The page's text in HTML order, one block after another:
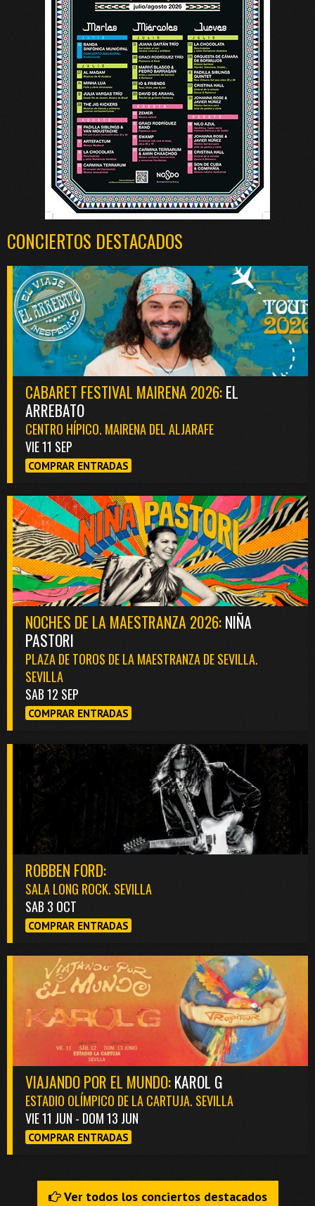
CONCIERTOS DESTACADOS
CABARET FESTIVAL MAIRENA 2026:EL
ARREBATO
CENTRO HÍPICO. MAIRENA DEL ALJARAFE
VIE 11 SEP
COMPRAR ENTRADAS
NOCHES DE LA MAESTRANZA 2026:NIÑA
PASTORI
PLAZA DE TOROS DE LA MAESTRANZA DE SEVILLA.
SEVILLA
SAB 12 SEP
COMPRAR ENTRADAS
ROBBEN FORD:
SALA LONG ROCK. SEVILLA
SAB 3 OCT
COMPRAR ENTRADAS
VIAJANDO POR EL MUNDO:KAROL G
ESTADIO OLÍMPICO DE LA CARTUJA. SEVILLA
VIE 11 JUN - DOM 13 JUN
COMPRAR ENTRADAS
Ver todos los conciertos destacados